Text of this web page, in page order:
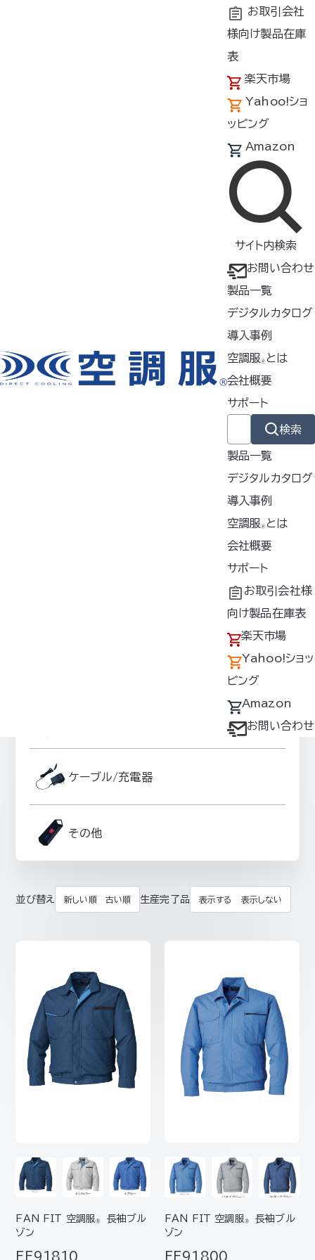
お取引会社
様向け製品在庫
表
楽天市場
Yahoo!ショ
ッピング
Amazon
サイト内検索
お問い合わせ
製品一覧
デジタルカタログ
導入事例
空調服🄬 とは
会社概要
サポート
検索
製品一覧
デジタルカタログ
導入事例
導入事例
共同開発
工場シミュレーシ
ョン
空調服🄬 とは
空調服 ®とは
開発秘話
会社概要
企業理念
会社概要
会社沿革
アクセス
採用情報
サポート
よくあるご質問
不要なバッテリー
の回収について
デバイス・ファン
オプション対応表
取扱説明書ダウ
ンロードサービス
ユーザー登録
お取引会社様
向け製品在庫表
楽天市場
Yahoo!ショッ
ピング
Amazon
お問い合わせ
製品ジャンル
ケーブル/充電器
その他
検索
並び替え 新しい順 古い順 生産完了品 表示する 表示しない
FAN FIT 空調服®
長袖ブル
ゾン
FF91810
FAN FIT 空調服®長袖ブル
ゾン
FF91800